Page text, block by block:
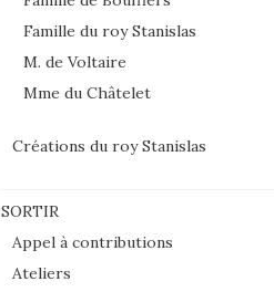
Famille du roy Stanislas
M. de Voltaire
Mme du Châtelet
Créations du roy Stanislas
SORTIR
Appel à contributions
Ateliers